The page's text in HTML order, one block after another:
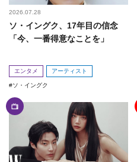
2026.07.28
ソ・イングク、17年目の信念
「今、一番得意なことを」
エンタメ アーティスト
ソ・イングク